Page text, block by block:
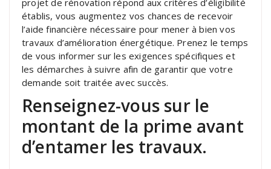
projet de rénovation répond aux critères d’éligibilité
établis, vous augmentez vos chances de recevoir
l’aide financière nécessaire pour mener à bien vos
travaux d’amélioration énergétique. Prenez le temps
de vous informer sur les exigences spécifiques et
les démarches à suivre afin de garantir que votre
demande soit traitée avec succès.
Renseignez-vous sur le
montant de la prime avant
d’entamer les travaux.